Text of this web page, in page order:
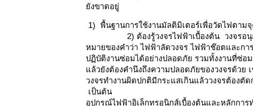
ยังขาดอยู่
1) พื้นฐานการใช้งานมัลติมิเตอร์เพื่อวัดไฟตาม
2) ต้องรู้วงจรไฟฟ้าเบื้องต้น วงจรอนุก
หมายของคำว่า ไฟฟ้าลัดวงจร ไฟฟ้าช๊อตและก
ปฏิบัติงานซ่อมได้อย่างปลอดภัย รวมทั้งงานที่ซ่อ
แล้วยังต้องคำนึงถึงความปลอดภัยของวงจรด้ว
วงจรทำงานผิดปกติมีกระแสเกินแล้ววงจรต้องตั
เป็นต้น
อุปกรณ์ไฟฟ้าอิเล็กทรอนิกส์เบื้องต้นและหลักก